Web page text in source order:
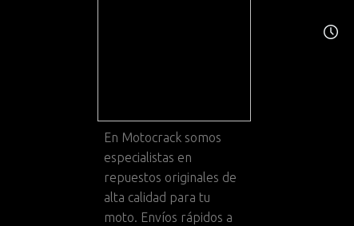
En Motocrack somos
especialistas en
repuestos originales de
alta calidad para tu
moto. Envíos rápidos a